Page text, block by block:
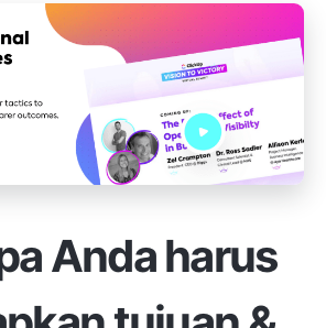
Anda harus